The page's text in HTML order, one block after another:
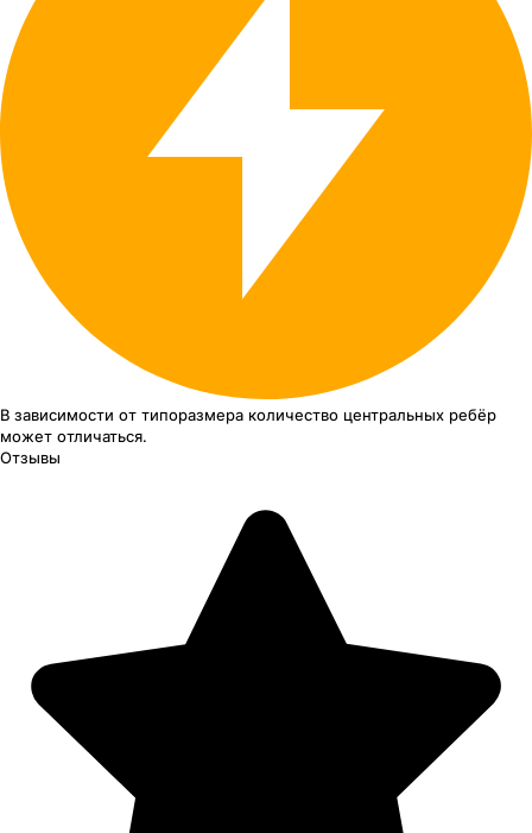
В зависимости от типоразмера количество центральных ребёр
может отличаться.
Отзывы